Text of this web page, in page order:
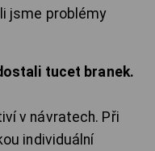
jsme problémy
tucet branek.
v návratech. Při
individuální